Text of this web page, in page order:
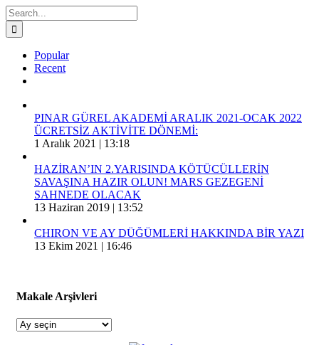
Search
for:
Popular
Recent
PINAR GÜREL AKADEMİ ARALIK 2021-OCAK 2022
ÜCRETSİZ AKTİVİTE DÖNEMİ:
1 Aralık 2021 | 13:18
HAZİRAN’IN 2.YARISINDA KÖTÜCÜLLERİN
SAVAŞINA HAZIR OLUN! MARS GEZEGENİ
SAHNEDE OLACAK
13 Haziran 2019 | 13:52
CHIRON VE AY DÜĞÜMLERİ HAKKINDA BİR YAZI
13 Ekim 2021 | 16:46
Makale Arşivleri
Makale